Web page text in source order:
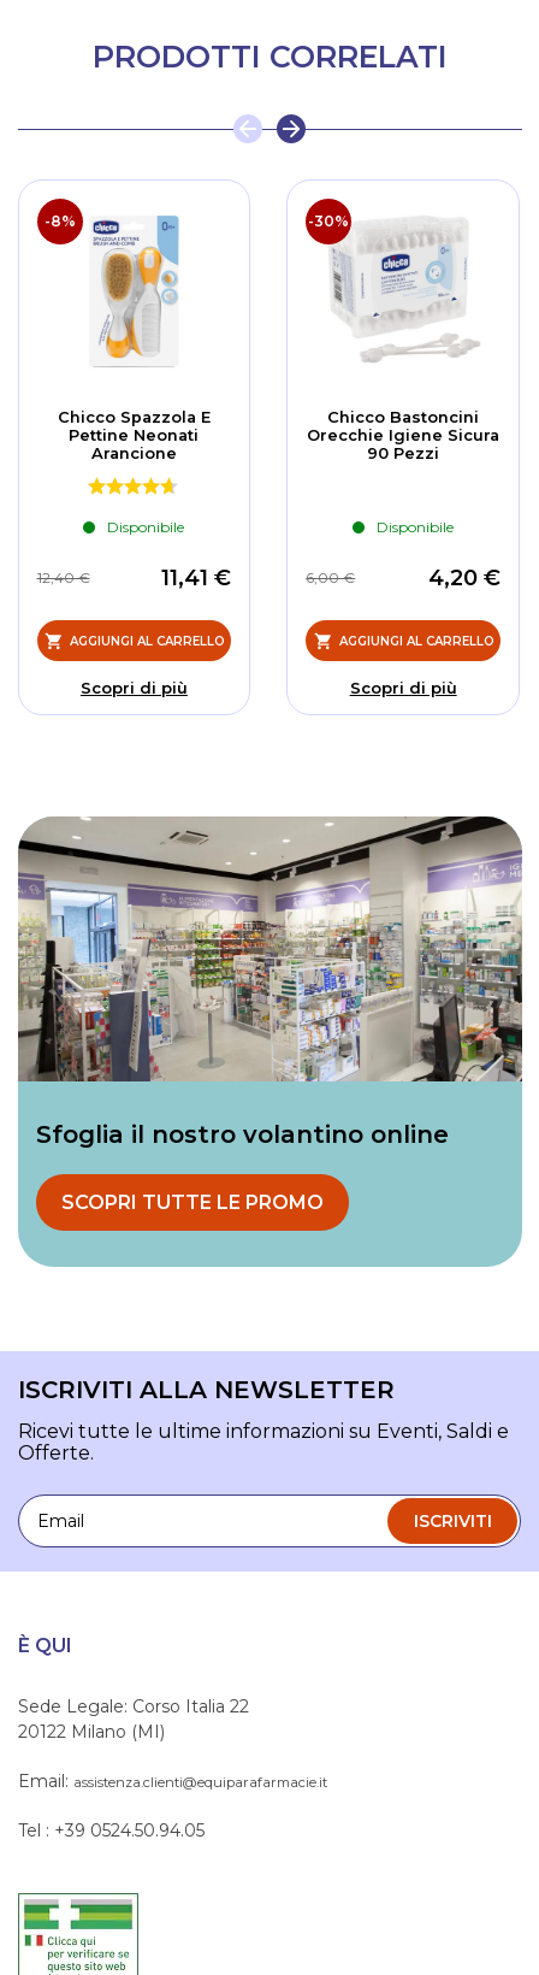
PRODOTTI CORRELATI
-8%
Chicco Spazzola E
Pettine Neonati
Arancione
Disponibile
11,41 €
12,40 €
AGGIUNGI AL CARRELLO
Scopri di più
-30%
Chicco Bastoncini
Orecchie Igiene Sicura
90 Pezzi
Disponibile
4,20 €
6,00 €
AGGIUNGI AL CARRELLO
Scopri di più
Sfoglia il nostro volantino online
SCOPRI TUTTE LE PROMO
ISCRIVITI ALLA NEWSLETTER
Ricevi tutte le ultime informazioni su Eventi, Saldi e
Offerte.
Email
ISCRIVITI
È QUI
Sede Legale: Corso Italia 22
20122 Milano (MI)
Email: assistenza.clienti@equiparafarmacie.it
Tel : +39 0524.50.94.05